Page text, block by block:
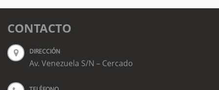
CONTACTO
DIRECCIÓN
Av. Venezuela S/N – Cercado